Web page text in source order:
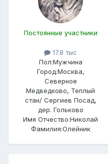
Постоянные участники
17.8 тыс
Пол:Мужчина
Город:Москва,
Северное
Медведково, Теплый
стан/ Сергиев Посад,
дер. Гольково
Имя Отчество:Николай
Фамилия:Олейник